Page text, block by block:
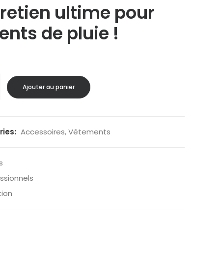
ultime pour
de pluie !
Ajouter au panier
Accessoires,Vêtements